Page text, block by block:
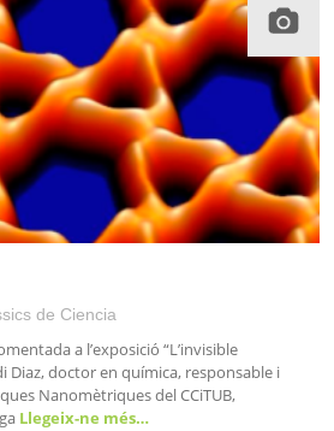
de Ciencia
a l’exposició “L’invisible
Diaz, doctor en química, responsable i
Nanomètriques del CCiTUB,
Llegeix-ne més…